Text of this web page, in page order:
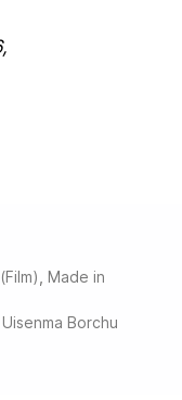
,Made in
,Uisenma Borchu